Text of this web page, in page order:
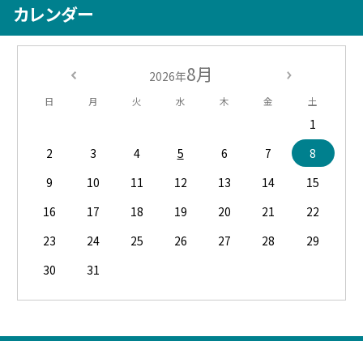
カレンダー
2026年8月
日 月 火 水 木 金 土
1
2
3 4 5 6 7
8
9
10 11 12 13 14
15
16
17 18 19 20 21
22
23
24 25 26 27 28
29
30
31